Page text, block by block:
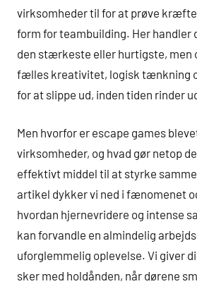
virksomheder til for at prøve
form for teambuilding. Her handler
den stærkeste eller hurtigste, men
fælles kreativitet, logisk tænkning
for at slippe ud, inden tiden rinder
Men hvorfor er escape games
virksomheder, og hvad gør netop
effektivt middel til at styrke
artikel dykker vi ned i fænomenet
hvordan hjernevridere og intense
kan forvandle en almindelig
uforglemmelig oplevelse. Vi giver
sker med holdånden, når dørene